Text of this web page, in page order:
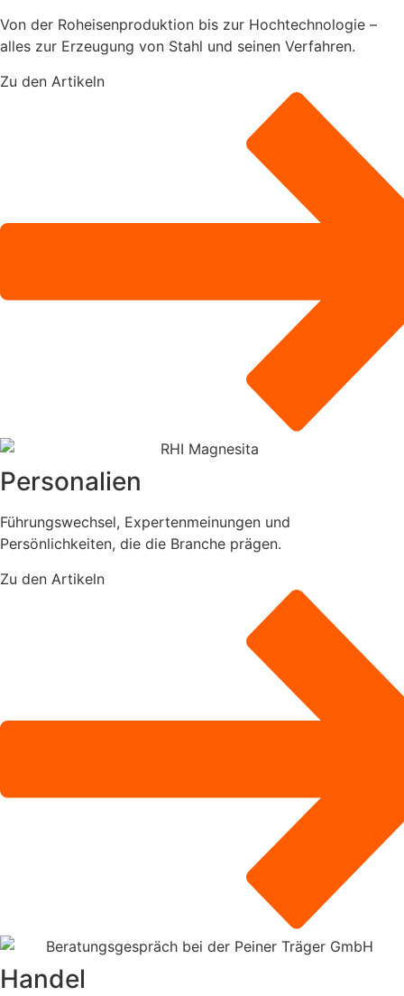
Von der Roheisenproduktion bis zur Hochtechnologie –
alles zur Erzeugung von Stahl und seinen Verfahren.
Zu den Artikeln
Personalien
Führungswechsel, Expertenmeinungen und
Persönlichkeiten, die die Branche prägen.
Zu den Artikeln
Handel